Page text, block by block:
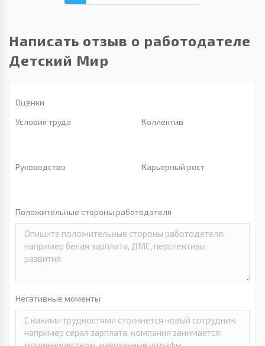
Написать отзыв о работодателе
Детский Мир
Оценки
Условия труда
Коллектив
Руководство Карьерный рост
Положительные стороны работодателя
Негативные моменты